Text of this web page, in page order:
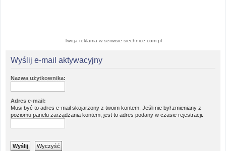
Twoja reklama w serwisie siechnice.com.pl
Wyślij e-mail aktywacyjny
Nazwa użytkownika:
Adres e-mail:
Musi być to adres e-mail skojarzony z twoim kontem. Jeśli nie był zmieniany z
poziomu panelu zarządzania kontem, jest to adres podany w czasie rejestracji.